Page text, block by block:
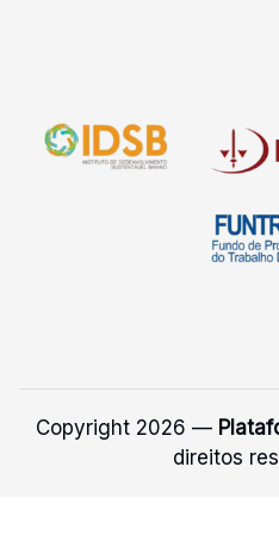
Copyright 2026 —
direitos